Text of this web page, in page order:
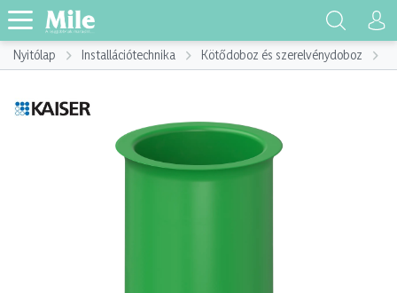
Nyitólap Installációtechnika Kötődoboz és szerelvénydoboz